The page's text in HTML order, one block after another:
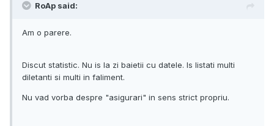
RoAp said:
Am o parere.
Discut statistic. Nu is la zi baietii cu datele. Is listati multi
diletanti si multi in faliment.
Nu vad vorba despre "asigurari" in sens strict propriu.